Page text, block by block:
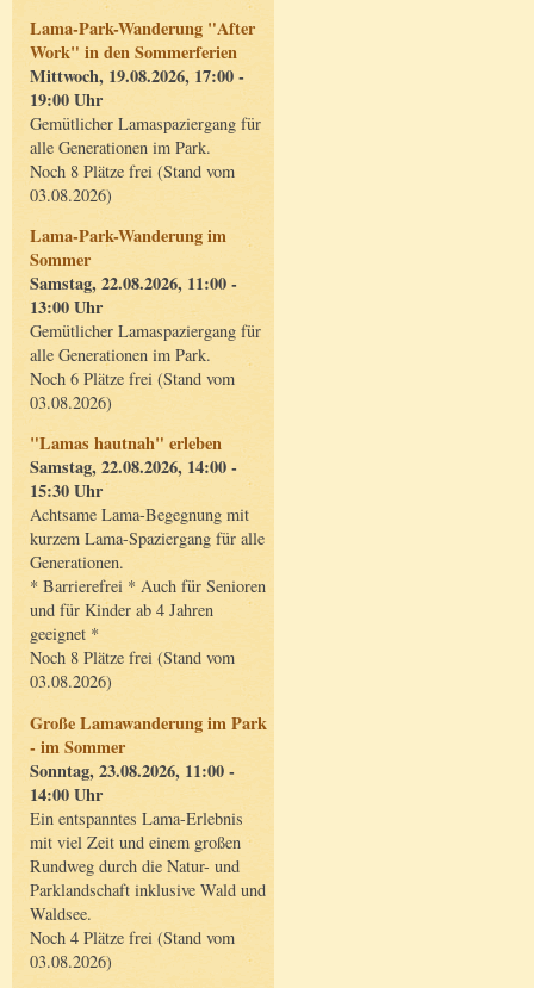
Lama-Park-Wanderung "After
Work" in den Sommerferien
Mittwoch, 19.08.2026, 17:00 -
19:00 Uhr
Gemütlicher Lamaspaziergang für
alle Generationen im Park.
Noch 8 Plätze frei (Stand vom
03.08.2026)
Lama-Park-Wanderung im
Sommer
Samstag, 22.08.2026, 11:00 -
13:00 Uhr
Gemütlicher Lamaspaziergang für
alle Generationen im Park.
Noch 6 Plätze frei (Stand vom
03.08.2026)
"Lamas hautnah" erleben
Samstag, 22.08.2026, 14:00 -
15:30 Uhr
Achtsame Lama-Begegnung mit
kurzem Lama-Spaziergang für alle
Generationen.
* Barrierefrei * Auch für Senioren
und für Kinder ab 4 Jahren
geeignet *
Noch 8 Plätze frei (Stand vom
03.08.2026)
Große Lamawanderung im Park
- im Sommer
Sonntag, 23.08.2026, 11:00 -
14:00 Uhr
Ein entspanntes Lama-Erlebnis
mit viel Zeit und einem großen
Rundweg durch die Natur- und
Parklandschaft inklusive Wald und
Waldsee.
Noch 4 Plätze frei (Stand vom
03.08.2026)